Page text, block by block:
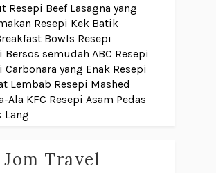
Resepi Beef Lasagna yang
Resepi Kek Batik
Bowls Resepi
Bersos semudah ABC Resepi
yang Enak Resepi
Lembab Resepi Mashed
Ala KFC Resepi Asam Pedas
Lang
Jom Travel